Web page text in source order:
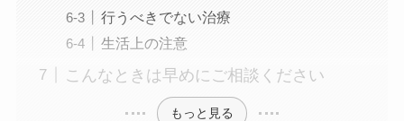
行うべきでない治療
生活上の注意
こんなときは早めにご相談ください
もっと見る